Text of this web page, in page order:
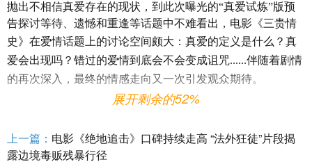
抛出不相信真爱存在的现状，到此次曝光的“真爱试炼”版预
告探讨等待、遗憾和重逢等话题中不难看出，电影 《三贵情
史》 在爱情话题上的讨论空间颇大：真爱的定义是什么？真
爱会出现吗？错过的爱情到底会不会变成诅咒......伴随着剧情
的再次深入，最终的情感走向又一次引发观众期待。
展开剩余的52%
上一篇： 电影《绝地追击》口碑持续走高 “法外狂徒”片段揭
露边境毒贩残暴行径